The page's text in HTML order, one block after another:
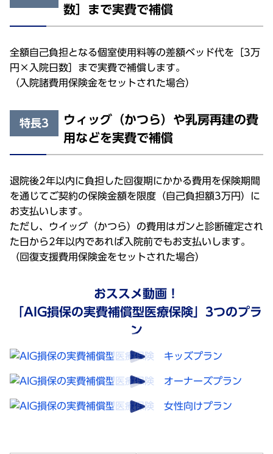
数］まで実費で補償
全額自己負担となる個室使用料等の差額ベッド代を［3万
円×入院日数］まで実費で補償します。
（入院諸費用保険金をセットされた場合）
特長3
ウィッグ（かつら）や乳房再建の費
用などを実費で補償
退院後2年以内に負担した回復期にかかる費用を保険期間
を通じてご契約の保険金額を限度（自己負担額3万円）に
お支払いします。
ただし、ウイッグ（かつら）の費用はガンと診断確定され
た日から2年以内であれば入院前でもお支払いします。
（回復支援費用保険金をセットされた場合）
おススメ動画！
「AIG損保の実費補償型医療保険」3つのプラ
ン